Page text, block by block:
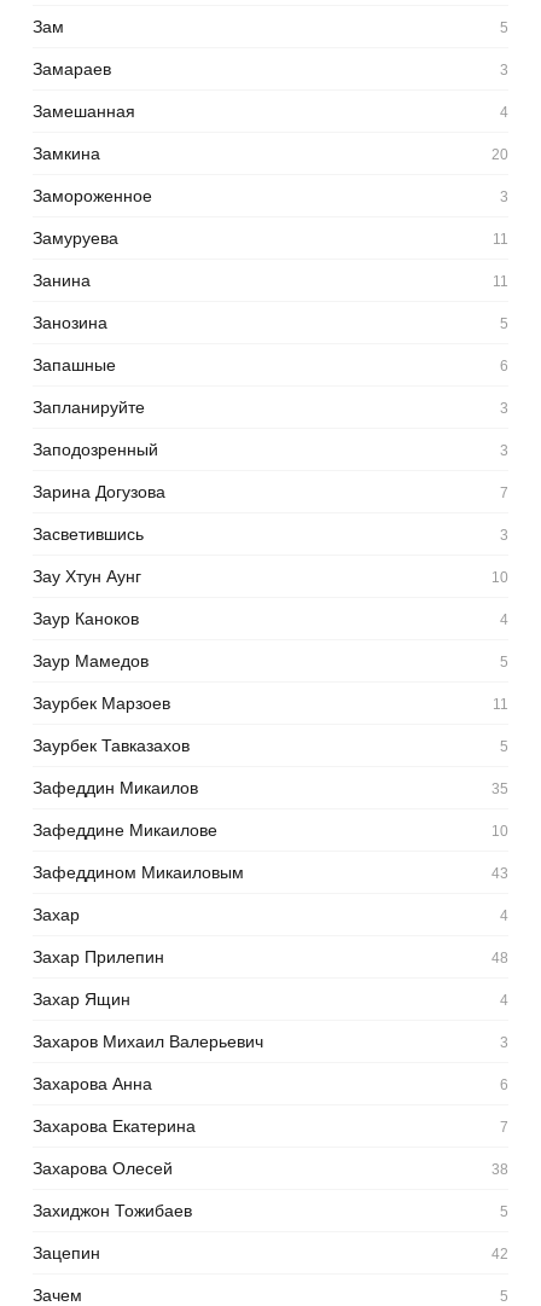
Зам 5
Замараев 3
Замешанная 4
Замкина 20
Замороженное 3
Замуруева 11
Занина 11
Занозина 5
Запашные 6
Запланируйте 3
Заподозренный 3
Зарина Догузова 7
Засветившись 3
Зау Хтун Аунг 10
Заур Каноков 4
Заур Мамедов 5
Заурбек Марзоев 11
Заурбек Тавказахов 5
Зафеддин Микаилов 35
Зафеддине Микаилове 10
Зафеддином Микаиловым 43
Захар 4
Захар Прилепин 48
Захар Ящин 4
Захаров Михаил Валерьевич 3
Захарова Анна 6
Захарова Екатерина 7
Захарова Олесей 38
Захиджон Тожибаев 5
Зацепин 42
Зачем 5